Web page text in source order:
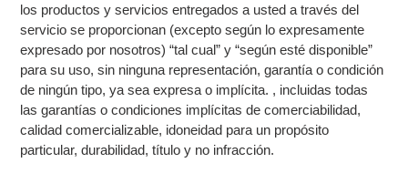
los productos y servicios entregados a usted a través del
servicio se proporcionan (excepto según lo expresamente
expresado por nosotros) “tal cual” y “según esté disponible”
para su uso, sin ninguna representación, garantía o condición
de ningún tipo, ya sea expresa o implícita. , incluidas todas
las garantías o condiciones implícitas de comerciabilidad,
calidad comercializable, idoneidad para un propósito
particular, durabilidad, título y no infracción.